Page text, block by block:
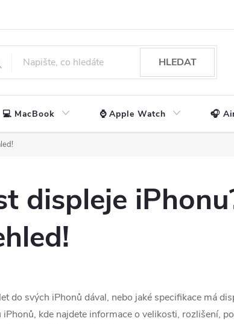
HLEDAT
💻 MacBook ⌚ Apple Watch 🎧
displeje
do svých iPhonů dával, nebo jaké specifikace má
kde najdete informace o velikosti, rozlišení,